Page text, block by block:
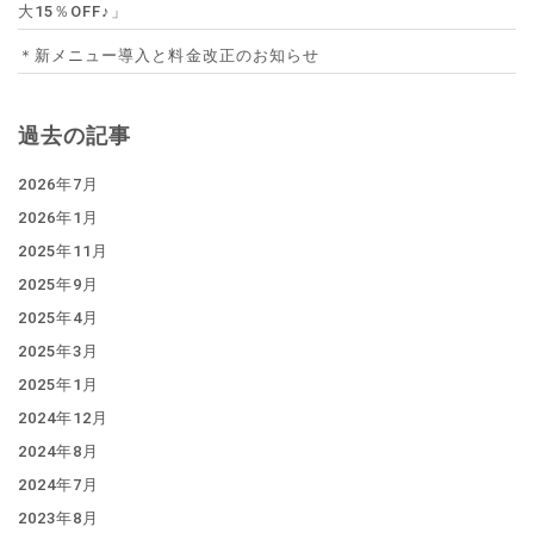
大15％OFF♪」
＊新メニュー導入と料金改正のお知らせ
過去の記事
2026年7月
2026年1月
2025年11月
2025年9月
2025年4月
2025年3月
2025年1月
2024年12月
2024年8月
2024年7月
2023年8月